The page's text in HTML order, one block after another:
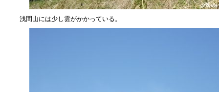
浅間山には少し雲がかかっている。